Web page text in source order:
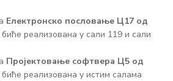
Електронско пословање Ц17 од
реализована у сали 119 и сали
Пројектовање софтвера Ц5 од
реализована у истим салама